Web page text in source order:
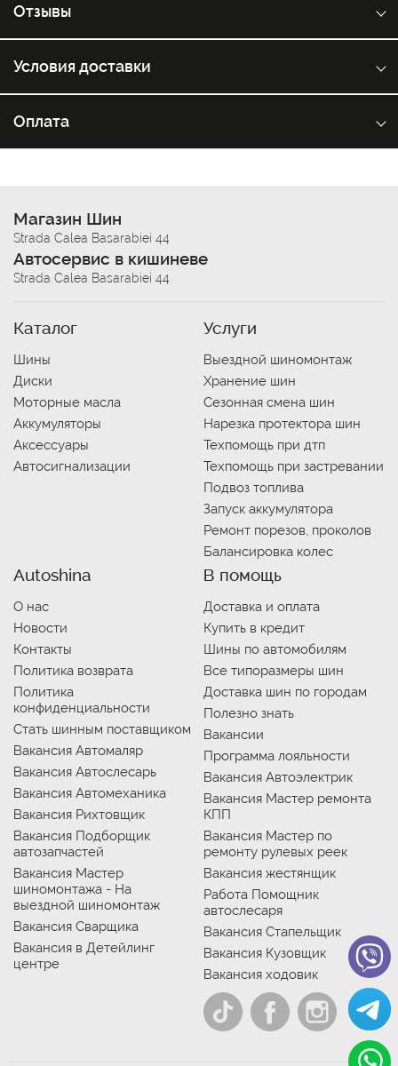
Отзывы
Условия доставки
Оплата
Магазин Шин
Strada Calea Basarabiei 44
Автосервис в кишиневе
Strada Calea Basarabiei 44
Каталог
Шины
Диски
Моторные масла
Аккумуляторы
Аксессуары
Автосигнализации
Услуги
Выездной шиномонтаж
Хранение шин
Сезонная смена шин
Нарезка протектора шин
Техпомощь при дтп
Техпомощь при застревании
Подвоз топлива
Запуск аккумулятора
Ремонт порезов, проколов
Балансировка колес
Autoshina
О нас
Новости
Контакты
Политика возврата
Политика
конфиденциальности
Стать шинным поставщиком
Вакансия Автомаляр
Вакансия Автослесарь
Вакансия Автомеханика
Вакансия Рихтовщик
Вакансия Подборщик
автозапчастей
Вакансия Мастер
шиномонтажа - На
выездной шиномонтаж
Вакансия Сварщика
Вакансия в Детейлинг
центре
В помощь
Доставка и оплата
Купить в кредит
Шины по автомобилям
Все типоразмеры шин
Доставка шин по городам
Полезно знать
Вакансии
Программа лояльности
Вакансия Автоэлектрик
Вакансия Мастер ремонта
КПП
Вакансия Мастер по
ремонту рулевых реек
Вакансия жестянщик
Работа Помощник
автослесаря
Вакансия Стапельщик
Вакансия Кузовщик
Вакансия ходовик